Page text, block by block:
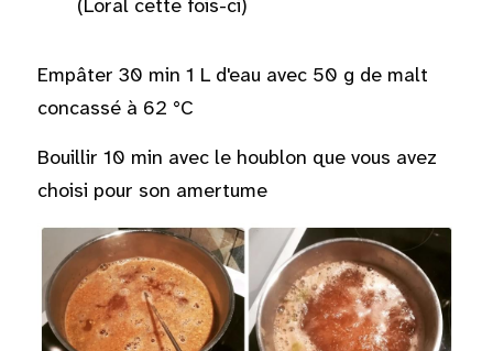
(Loral cette fois-ci)
Empâter 30 min 1 L d'eau avec 50 g de malt
concassé à 62 °C
Bouillir 10 min avec le houblon que vous avez
choisi pour son amertume